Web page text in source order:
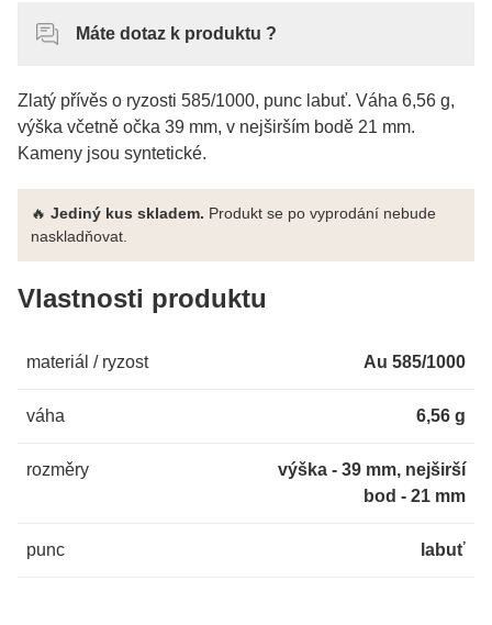
Máte dotaz k produktu ?
Zlatý přívěs o ryzosti 585/1000, punc labuť. Váha 6,56 g,
výška včetně očka 39 mm, v nejširším bodě 21 mm.
Kameny jsou syntetické.
🔥 Jediný kus skladem. Produkt se po vyprodání nebude
naskladňovat.
Vlastnosti produktu
materiál / ryzost Au 585/1000
váha 6,56 g
rozměry
výška - 39 mm, nejširší
bod - 21 mm
punc labuť